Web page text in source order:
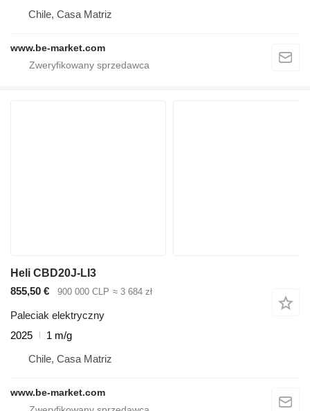
Chile, Casa Matriz
www.be-market.com
Heli CBD20J-LI3
855,50 €
900 000 CLP ≈ 3 684 zł
Paleciak elektryczny
2025
1 m/g
Chile, Casa Matriz
www.be-market.com